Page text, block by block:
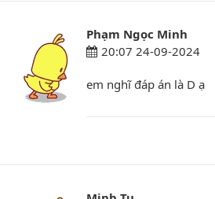
Phạm Ngọc Minh
20:07 24-09-2024
em nghĩ đáp án là D ạ